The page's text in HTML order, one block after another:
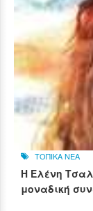
ΤΟΠΙΚΑ ΝΕΑ
Η Ελένη
μοναδική